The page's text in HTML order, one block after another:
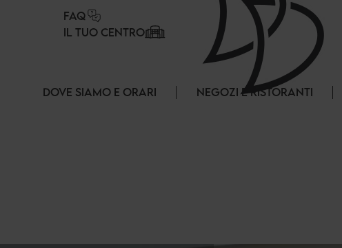
FAQ
IL TUO CENTRO
DOVE SIAMO E ORARI NEGOZI E RISTORANTI
Pannello di gestione dei cookies